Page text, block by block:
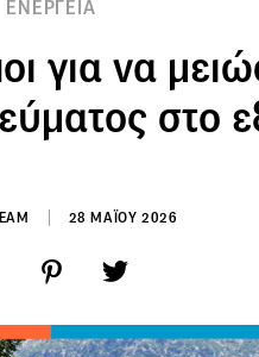
ΕΝΕΡΓΕΙΑ
για να
στο
28 ΜΑΪΟΥ 2026